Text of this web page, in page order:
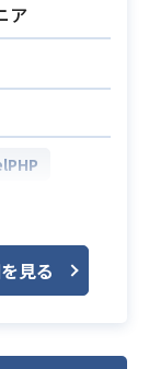
ア
らスター
見る